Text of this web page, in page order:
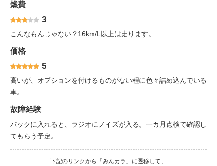
燃費
3
こんなもんじゃない？16km/L以上は走ります。
価格
5
高いが、オプションを付けるものがない程に色々詰め込んでいる
車。
故障経験
バックに入れると、ラジオにノイズが入る。一カ月点検で確認し
てもらう予定。
下記のリンクから「みんカラ」に遷移して、